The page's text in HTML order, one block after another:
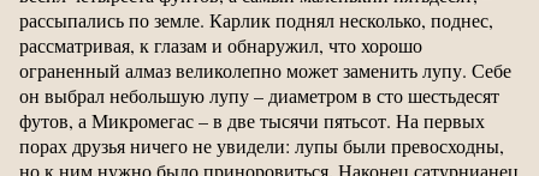
рассыпались по земле. Карлик поднял несколько, поднес,
рассматривая, к глазам и обнаружил, что хорошо
ограненный алмаз великолепно может заменить лупу. Себе
он выбрал небольшую лупу – диаметром в сто шестьдесят
футов, а Микромегас – в две тысячи пятьсот. На первых
порах друзья ничего не увидели: лупы были превосходны,
но к ним нужно было приноровиться. Наконец сатурнианец